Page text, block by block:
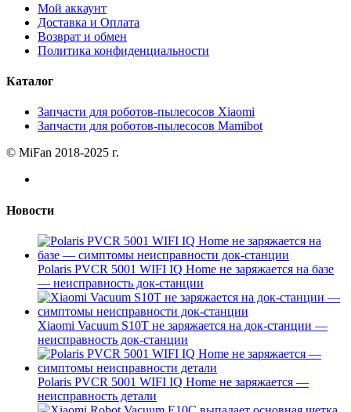
Мой аккаунт
Доставка и Оплата
Возврат и обмен
Политика конфиденциальности
Каталог
Запчасти для роботов-пылесосов Xiaomi
Запчасти для роботов-пылесосов Mamibot
© MiFan 2018-2025 г.
Новости
Polaris PVCR 5001 WIFI IQ Home не заряжается на базе
— неисправность док-станции
Xiaomi Vacuum S10T не заряжается на док-станции —
неисправность док-станции
Polaris PVCR 5001 WIFI IQ Home не заряжается —
неисправность детали